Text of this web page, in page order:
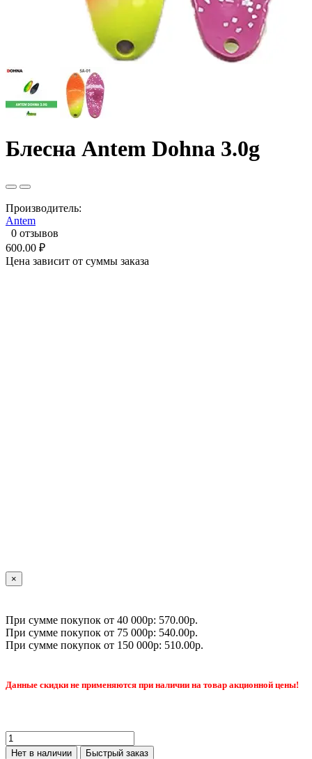
Блесна Antem Dohna 3.0g
Производитель:
Antem
0 отзывов
600.00 ₽
Цена зависит от суммы заказа
×
При сумме покупок от 40 000р: 570.00р.
При сумме покупок от 75 000р: 540.00р.
При сумме покупок от 150 000р: 510.00р.
Данные скидки не применяются при наличии на товар акционной цены!
Нет в наличии Быстрый заказ